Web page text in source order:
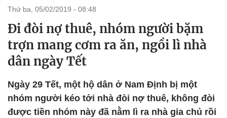
thứ ba, 05/02/2019 - 08:48
Đi đòi nợ thuê, nhóm người bặm
trợn mang cơm ra ăn, ngồi lì nhà
dân ngày Tết
Ngày 29 Tết, một hộ dân ở Nam Định bị một
nhóm người kéo tới nhà đòi nợ thuê, không đòi
được tiền nhóm này đã nằm lì ra nhà gia chủ rồi